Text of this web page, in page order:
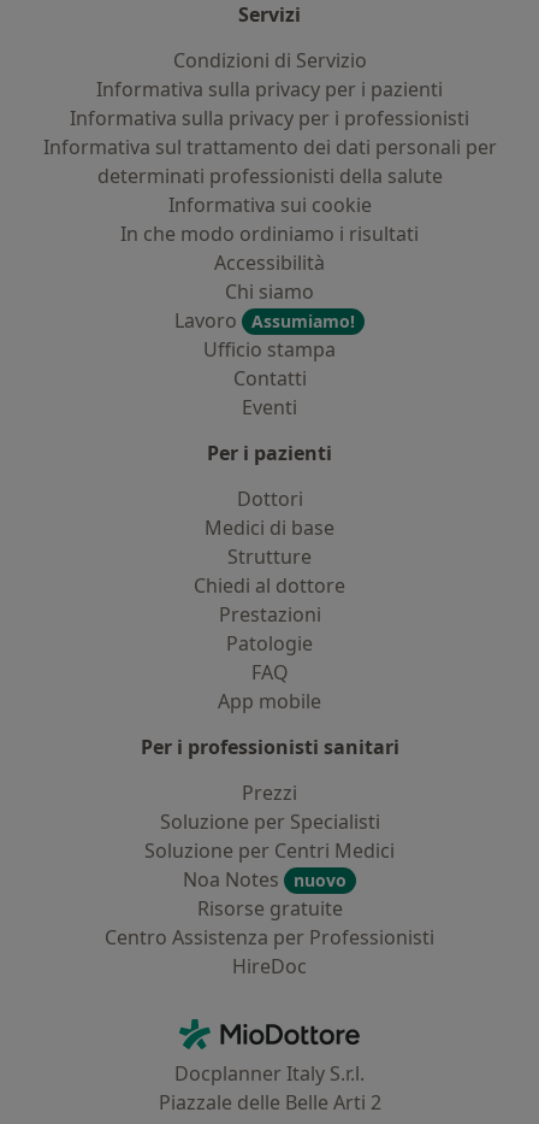
Servizi
Condizioni di Servizio
Informativa sulla privacy per i pazienti
Informativa sulla privacy per i professionisti
Informativa sul trattamento dei dati personali per
determinati professionisti della salute
Informativa sui cookie
In che modo ordiniamo i risultati
Accessibilità
Chi siamo
Lavoro
Assumiamo!
Ufficio stampa
Contatti
Eventi
Per i pazienti
Dottori
Medici di base
Strutture
Chiedi al dottore
Prestazioni
Patologie
FAQ
App mobile
Per i professionisti sanitari
Prezzi
Soluzione per Specialisti
Soluzione per Centri Medici
Noa Notes
nuovo
Risorse gratuite
Centro Assistenza per Professionisti
HireDoc
MioDottore - Homepage
Docplanner Italy S.r.l.
Piazzale delle Belle Arti 2